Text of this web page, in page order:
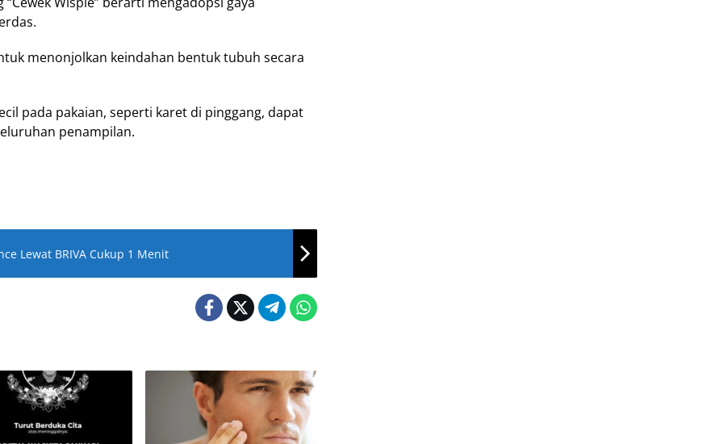
menonjolkan keindahan bentuk tubuh secara
pada pakaian, seperti karet di pinggang, dapat
penampilan.
Lewat BRIVA Cukup 1 Menit